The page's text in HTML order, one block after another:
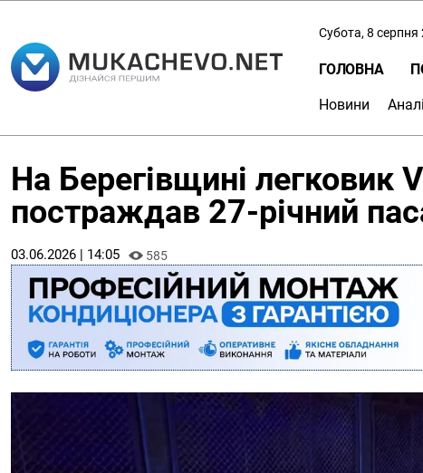
Субота, 8 серпня
ГОЛОВНА
Новини
На Берегівщині легковик
постраждав 27-річний
03.06.2026 | 14:05 585